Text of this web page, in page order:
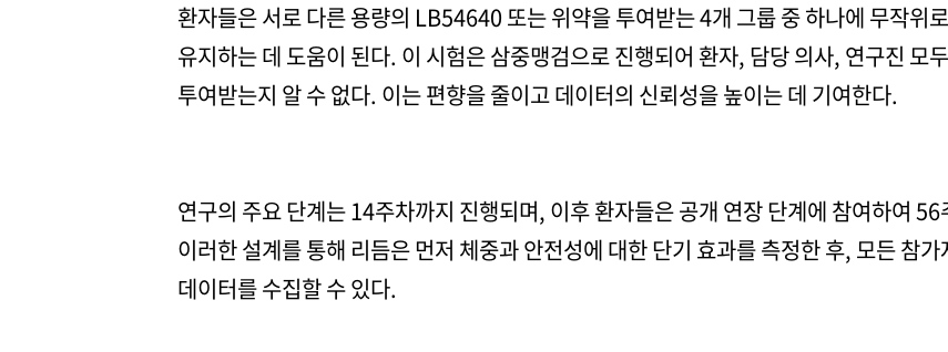
환자들은 서로 다른 용량의 LB54640 또는 위약을 투여받는 4개 그룹 중 하나에 무작위
유지하는 데 도움이 된다. 이 시험은 삼중맹검으로 진행되어 환자, 담당 의사, 연구진 모
투여받는지 알 수 없다. 이는 편향을 줄이고 데이터의 신뢰성을 높이는 데 기여한다.
연구의 주요 단계는 14주차까지 진행되며, 이후 환자들은 공개 연장 단계에 참여하여
이러한 설계를 통해 리듬은 먼저 체중과 안전성에 대한 단기 효과를 측정한 후, 모든 참
데이터를 수집할 수 있다.